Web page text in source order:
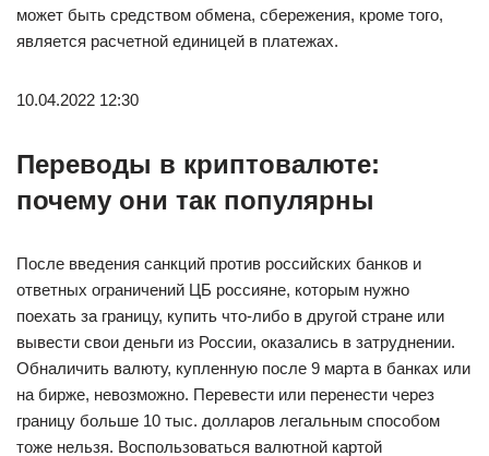
может быть средством обмена, сбережения, кроме того,
является расчетной единицей в платежах.
10.04.2022 12:30
Переводы в криптовалюте:
почему они так популярны
После введения санкций против российских банков и
ответных ограничений ЦБ россияне, которым нужно
поехать за границу, купить что-либо в другой стране или
вывести свои деньги из России, оказались в затруднении.
Обналичить валюту, купленную после 9 марта в банках или
на бирже, невозможно. Перевести или перенести через
границу больше 10 тыс. долларов легальным способом
тоже нельзя. Воспользоваться валютной картой